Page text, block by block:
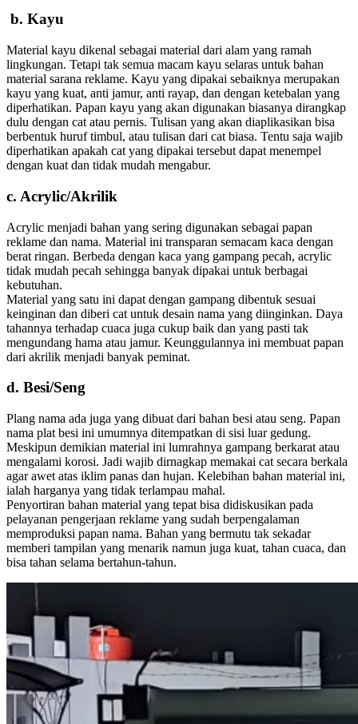
b. Kayu
Material kayu dikenal sebagai material dari alam yang ramah
lingkungan. Tetapi tak semua macam kayu selaras untuk bahan
material sarana reklame. Kayu yang dipakai sebaiknya merupakan
kayu yang kuat, anti jamur, anti rayap, dan dengan ketebalan yang
diperhatikan. Papan kayu yang akan digunakan biasanya dirangkap
dulu dengan cat atau pernis. Tulisan yang akan diaplikasikan bisa
berbentuk huruf timbul, atau tulisan dari cat biasa. Tentu saja wajib
diperhatikan apakah cat yang dipakai tersebut dapat menempel
dengan kuat dan tidak mudah mengabur.
c. Acrylic/Akrilik
Acrylic menjadi bahan yang sering digunakan sebagai papan
reklame dan nama. Material ini transparan semacam kaca dengan
berat ringan. Berbeda dengan kaca yang gampang pecah, acrylic
tidak mudah pecah sehingga banyak dipakai untuk berbagai
kebutuhan.
Material yang satu ini dapat dengan gampang dibentuk sesuai
keinginan dan diberi cat untuk desain nama yang diinginkan. Daya
tahannya terhadap cuaca juga cukup baik dan yang pasti tak
mengundang hama atau jamur. Keunggulannya ini membuat papan
dari akrilik menjadi banyak peminat.
d. Besi/Seng
Plang nama ada juga yang dibuat dari bahan besi atau seng. Papan
nama plat besi ini umumnya ditempatkan di sisi luar gedung.
Meskipun demikian material ini lumrahnya gampang berkarat atau
mengalami korosi. Jadi wajib dirnagkap memakai cat secara berkala
agar awet atas iklim panas dan hujan. Kelebihan bahan material ini,
ialah harganya yang tidak terlampau mahal.
Penyortiran bahan material yang tepat bisa didiskusikan pada
pelayanan pengerjaan reklame yang sudah berpengalaman
memproduksi papan nama. Bahan yang bermutu tak sekadar
memberi tampilan yang menarik namun juga kuat, tahan cuaca, dan
bisa tahan selama bertahun-tahun.